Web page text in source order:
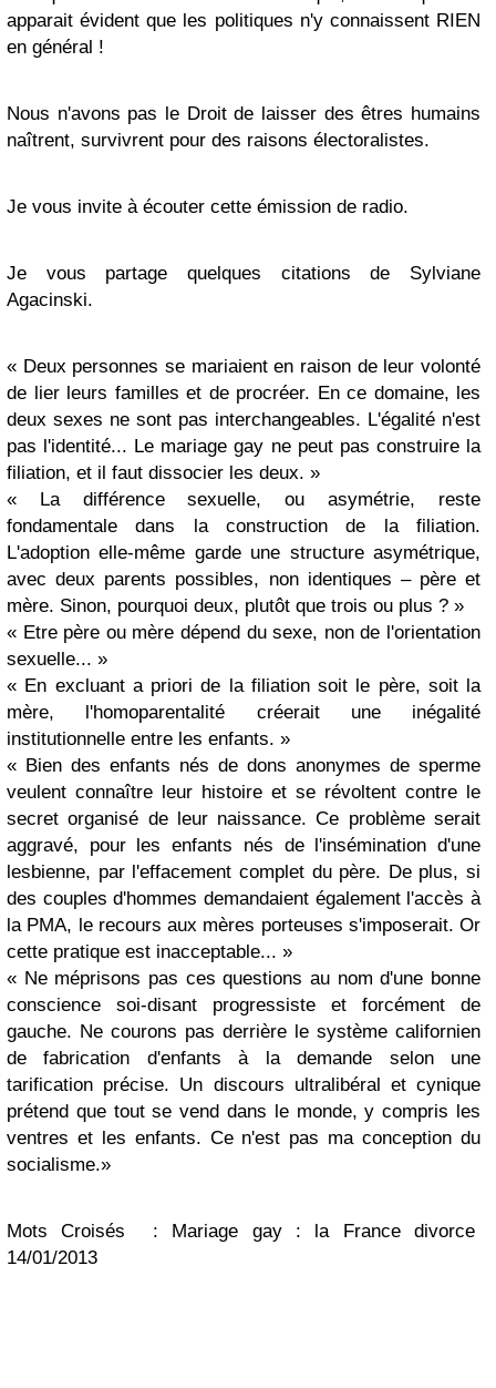
apparait évident que les politiques n'y connaissent RIEN
en général !
Nous n'avons pas le Droit de laisser des êtres humains
naîtrent, survivrent pour des raisons électoralistes.
Je vous invite à écouter cette émission de radio.
Je vous partage quelques citations de Sylviane
Agacinski.
« Deux personnes se mariaient en raison de leur volonté
de lier leurs familles et de procréer. En ce domaine, les
deux sexes ne sont pas interchangeables. L'égalité n'est
pas l'identité... Le mariage gay ne peut pas construire la
filiation, et il faut dissocier les deux. »
« La différence sexuelle, ou asymétrie, reste
fondamentale dans la construction de la filiation.
L'adoption elle-même garde une structure asymétrique,
avec deux parents possibles, non identiques – père et
mère. Sinon, pourquoi deux, plutôt que trois ou plus ? »
« Etre père ou mère dépend du sexe, non de l'orientation
sexuelle... »
« En excluant a priori de la filiation soit le père, soit la
mère, l'homoparentalité créerait une inégalité
institutionnelle entre les enfants. »
« Bien des enfants nés de dons anonymes de sperme
veulent connaître leur histoire et se révoltent contre le
secret organisé de leur naissance. Ce problème serait
aggravé, pour les enfants nés de l'insémination d'une
lesbienne, par l'effacement complet du père. De plus, si
des couples d'hommes demandaient également l'accès à
la PMA, le recours aux mères porteuses s'imposerait. Or
cette pratique est inacceptable... »
« Ne méprisons pas ces questions au nom d'une bonne
conscience soi-disant progressiste et forcément de
gauche. Ne courons pas derrière le système californien
de fabrication d'enfants à la demande selon une
tarification précise. Un discours ultralibéral et cynique
prétend que tout se vend dans le monde, y compris les
ventres et les enfants. Ce n'est pas ma conception du
socialisme.»
Mots Croisés : Mariage gay : la France divorce
14/01/2013